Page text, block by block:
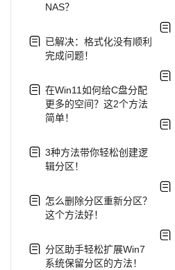
NAS？
已解决：格式化没有顺利
完成问题！
在Win11如何给C盘分配
更多的空间？这2个方法
简单！
3种方法带你轻松创建逻
辑分区！
怎么删除分区重新分区？
这个方法好！
分区助手轻松扩展Win7
系统保留分区的方法！